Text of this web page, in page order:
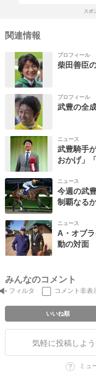
スポ
関連情報
プロフィール
柴田善臣
プロフィール
武豊の全
ニュース
武豊騎手
おかげ」
ニュース
今週の武
制覇なる
ニュース
A・オブ
動の対面
みんなのコメント
フィルタ コメント非表
いいね順
ミュ